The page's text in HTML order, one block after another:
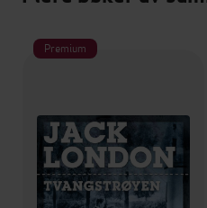
Premium